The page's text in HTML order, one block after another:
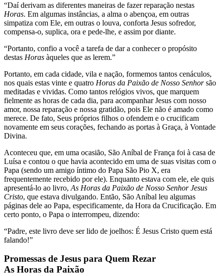
“Daí derivam as diferentes maneiras de fazer reparação nestas
Horas. Em algumas instâncias, a alma o abençoa, em outras
simpatiza com Ele, em outras o louva, conforta Jesus sofredor,
compensa-o, suplica, ora e pede-lhe, e assim por diante.
“Portanto, confio a você a tarefa de dar a conhecer o propósito
destas Horas àqueles que as lerem.”
Portanto, em cada cidade, vila e nação, formemos tantos cenáculos,
nos quais estas vinte e quatro Horas da Paixão de Nosso Senhorsão
meditadas e vividas. Como tantos relógios vivos, que marquem
fielmente as horas de cada dia, para acompanhar Jesus com nosso
amor, nossa reparação e nossa gratidão, pois Ele não é amado como
merece. De fato, Seus próprios filhos o ofendem e o crucificam
novamente em seus corações, fechando as portas à Graça, à Vontade
Divina.
Aconteceu que, em uma ocasião, São Aníbal de França foi à casa de
Luísa e contou o que havia acontecido em uma de suas visitas com o
Papa (sendo um amigo íntimo do Papa São Pio X, era
frequentemente recebido por ele). Enquanto estava com ele, ele quis
apresentá-lo ao livro, As Horas da Paixão de Nosso Senhor Jesus
Cristo, que estava divulgando. Então, São Aníbal leu algumas
páginas dele ao Papa, especificamente, da Hora da Crucificação. Em
certo ponto, o Papa o interrompeu, dizendo:
“Padre, este livro deve ser lido de joelhos: É Jesus Cristo quem está
falando!”
Promessas de Jesus para Quem Rezar
As Horas da Paixão